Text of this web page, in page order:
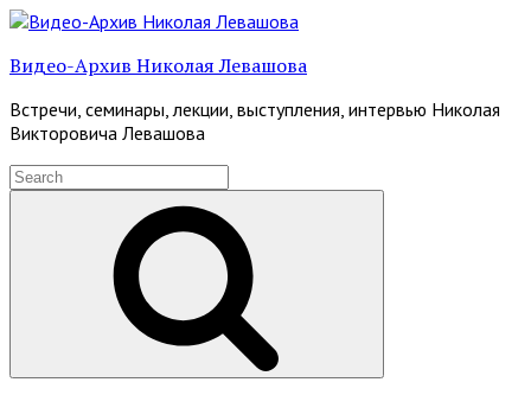
Skip
content
Видео-Архив Николая Левашова
Встречи, семинары, лекции, выступления, интервью Николая
Викторовича Левашова
Search
for: